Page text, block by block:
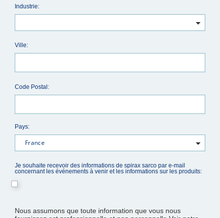
Industrie:
Ville:
Code Postal:
Pays:
Je souhaite recevoir des informations de spirax sarco par e-mail
concernant les événements à venir et les informations sur les produits:
Nous assumons que toute information que vous nous